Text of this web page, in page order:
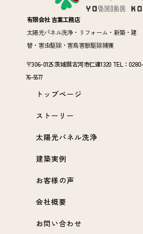
有限会社 吉葉工務店
太陽光パネル洗浄・リフォーム・新築・建
替・害虫駆除・害鳥害獣駆除捕獲
〒306-0125 茨城県古河市仁連1320 TEL：
76-5577
トップページ
ストーリー
太陽光パネル洗浄
建築実例
お客様の声
会社概要
お問い合わせ